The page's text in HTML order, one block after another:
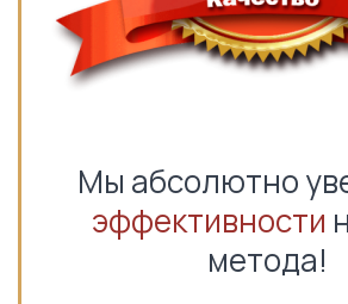
Мы абсолютно
эффективности
метода!